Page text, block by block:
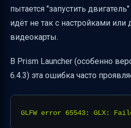
пытается "запустить
идёт не так с настройками или
видеокарты.
В Prism Launcher (особенно
6.4.3) эта ошибка часто